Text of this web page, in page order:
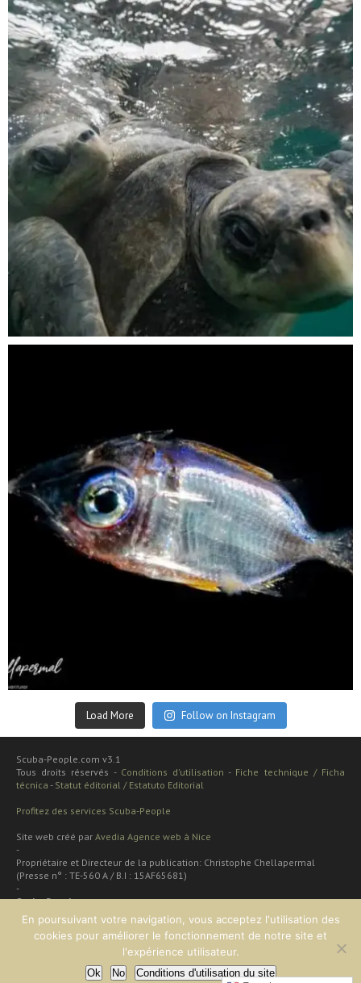
scuba_people_magazine
Sep 24
Load More Follow on Instagram
Scuba-People.com v3.1
Tous droits réservés - Conditions d'utilisation - Fiche technique / Ficha
técnica - Statut éditorial / Estatuto Editorial
Profitez des services Scuba-People
Site web créé par Avedia Agence web à Nice
-
Propriétaire et Directeur de la publication: Christophe Chellapermal
(Presse n° : TE-560 A / B.I : 15AF65681)
-
Scuba People
Rua cardal de são josé 48 apt
2 dt
Lisboa, PORTUGAL
EN HAUT
En poursuivant votre navigation, vous acceptez l'utilisation des
cookies pour améliorer le fonctionnement de notre site et
l'expérience utilisateur.
Ok No
Conditions d'utilisation du site